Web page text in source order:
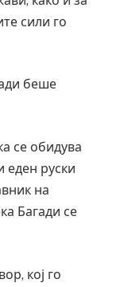
сили го
беше
се обидува
еден руски
на
Багади се
кој го